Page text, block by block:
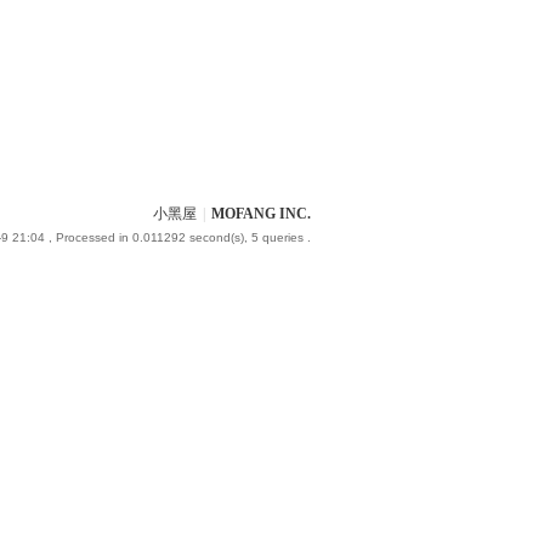
小黑屋 MOFANG INC.
9 21:04 , Processed in 0.011292 second(s), 5 queries .